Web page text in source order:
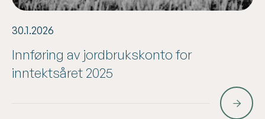
30.1.2026
Innføring av jordbrukskonto for
inntektsåret 2025
